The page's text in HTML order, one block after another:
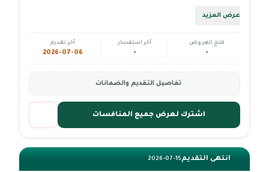
عرض المزيد
فتح العروض
-
آخر استفسار
-
آخر تقديم
2026-07-06
تفاصيل التقديم والضمانات
اشترك لعرض جميع المنافسات
انتهى التقديم2026-07-15